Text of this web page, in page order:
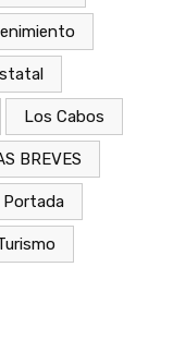
Los Cabos
BREVES
Portada